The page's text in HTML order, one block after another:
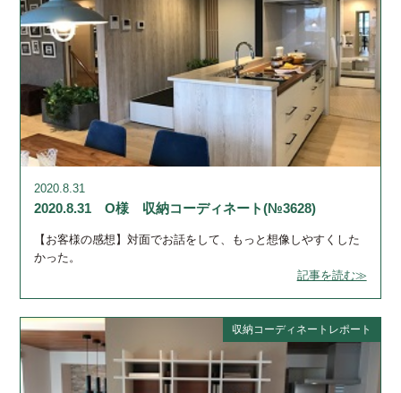
2020.8.31
2020.8.31 O様 収納コーディネート(№3628)
【お客様の感想】対面でお話をして、もっと想像しやすくした
かった。
記事を読む≫
収納コーディネートレポート